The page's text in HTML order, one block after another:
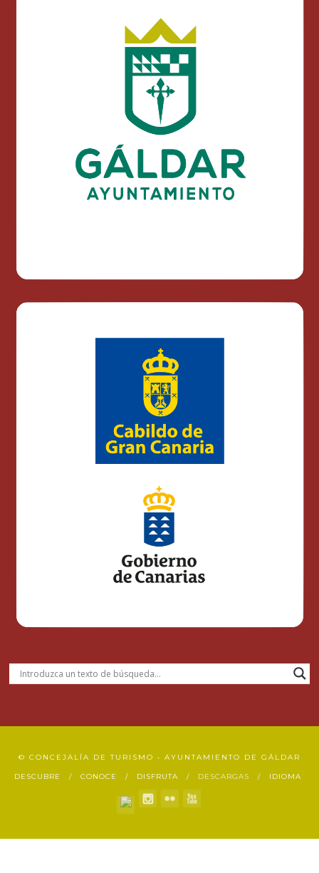
© CONCEJALÍA DE TURISMO • AYUNTAMIENTO DE GÁLDAR
DESCUBRE CONOCE DISFRUTA DESCARGAS IDIOMA